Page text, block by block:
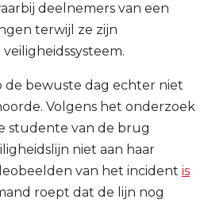
deelnemers van een
terwijl ze zijn
de bewuste dag echter niet
Volgens het onderzoek
studente van de brug
niet aan haar
van het incident is
roept dat de lijn nog